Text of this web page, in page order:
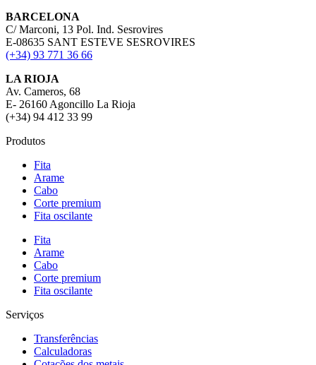
BARCELONA
C/ Marconi, 13 Pol. Ind. Sesrovires
E-08635 SANT ESTEVE SESROVIRES
(+34) 93 771 36 66
LA RIOJA
Av. Cameros, 68
E- 26160 Agoncillo La Rioja
(+34) 94 412 33 99
Produtos
Fita
Arame
Cabo
Corte premium
Fita oscilante
Fita
Arame
Cabo
Corte premium
Fita oscilante
Serviços
Transferências
Calculadoras